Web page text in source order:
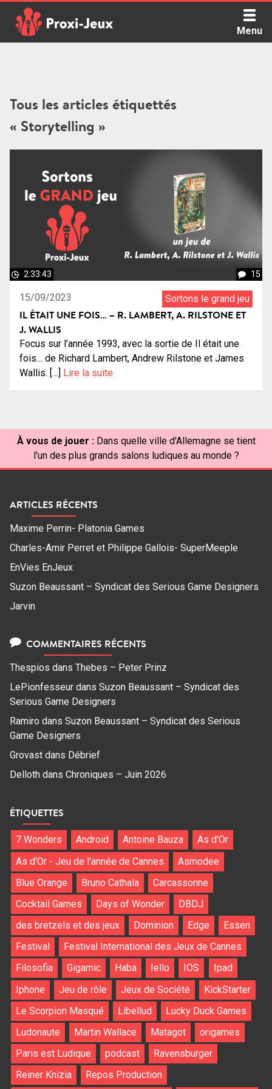
content
Menu
Tous les articles étiquettés
« Storytelling »
2:33:43 15
15/09/2023 Sortons le grand jeu
IL ÉTAIT UNE FOIS… – R. LAMBERT, A. RILSTONE ET
J. WALLIS
Focus sur l’année 1993, avec la sortie de Il était une
fois… de Richard Lambert, Andrew Rilstone et James
Wallis. […] Lire la suite
À vous de jouer : Dans quelle ville d'Allemagne se tient
l'un des plus grands salons ludiques au monde ?
ARTICLES RÉCENTS
Maxime Perrin- Platonia Games
Charles-Amir Perret et Philippe Gallois- SuperMeeple
EnVies EnJeux
Suzon Beaussant – Syndicat des Serious Game Designers
Jarvin
COMMENTAIRES RÉCENTS
Thespios dans Thebes – Peter Prinz
LePionfesseur dans Suzon Beaussant – Syndicat des
Serious Game Designers
Ramiro dans Suzon Beaussant – Syndicat des Serious
Game Designers
Grovast dans Débrief
Delloth dans Chroniques – Juin 2026
ÉTIQUETTES
7 Wonders Android Antoine Bauza
As d'Or
As d'Or - Jeu de l'année de Cannes
Asmodee
Blue Orange
Bruno Cathala
Carcassonne
Cocktail Games
Days of Wonder
DBDJ
des bretzels et des jeux
Dominion Edge
Essen
Festival
Festival International des Jeux de Cannes
Filosofia
Gigamic Haba Iello IOS
Ipad
Iphone
Jeu de rôle Jeux de Société
KickStarter
Le Scorpion Masqué
Libellud
Lucky Duck Games
Ludonaute
Martin Wallace Matagot
origames
Paris est Ludique
podcast
Ravensburger
Reiner Knizia
Repos Production